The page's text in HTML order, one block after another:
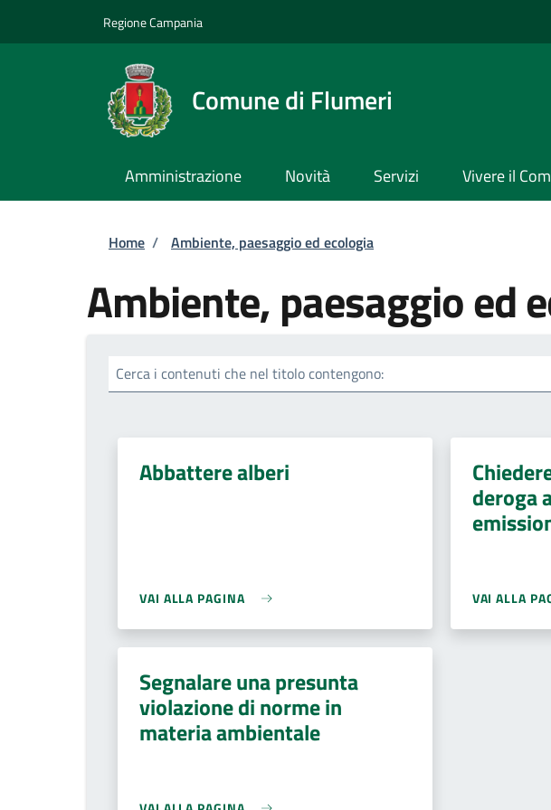
Regione Campania
Comune di Flumeri
Amministrazione Novità Servizi Vivere il
Briciole di pane
Home / Ambiente, paesaggio ed ecologia
Ambiente, paesaggio ed
Cerca i contenuti che nel titolo contengono:
Abbattere alberi
VAI ALLA PAGINA
deroga
VAI ALLA
Segnalare una presunta
violazione di norme in
materia ambientale